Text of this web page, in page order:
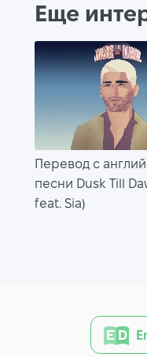
Еще
Перевод с
песни Dusk Till
feat. Sia)